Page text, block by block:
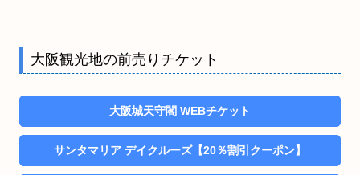
大阪観光地の前売りチケット
大阪城天守閣 WEBチケット
サンタマリア デイクルーズ【20％割引クーポン】